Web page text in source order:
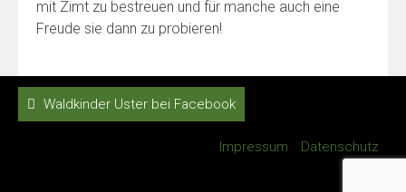
mit Zimt zu bestreuen und für manche auch eine
Freude sie dann zu probieren!
Waldkinder Uster bei Facebook
Impressum Datenschutz